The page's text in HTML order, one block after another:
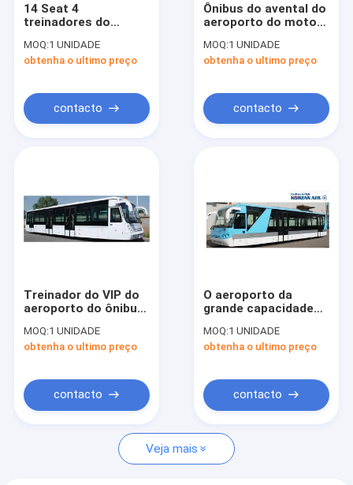
Sobre nós
Peça umas citações
Ônibus do avental do aeroporto
14 Seat 4
treinadores do
do transfer do
aeroporto do motor
MOQ:1 UNIDADE
obtenha o ultimo preço
contacto
Ônibus do avental do
aeroporto do motor
treinadores do
aeroporto
MOQ:1 UNIDADE
obtenha o ultimo preço
contacto
Treinador do VIP do
aeroporto do ônibus
aeroporto da grande
capacidade
MOQ:1 UNIDADE
obtenha o ultimo preço
contacto
O aeroporto da
grande capacidade
com as 4 portas de
abertura dobro
MOQ:1 UNIDADE
obtenha o ultimo preço
contacto
Veja mais